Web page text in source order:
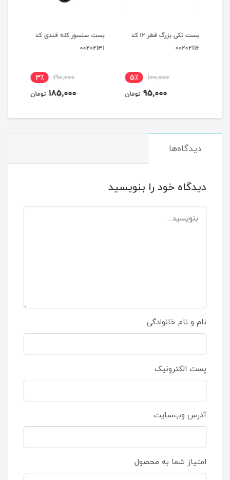
بست تکی بزرگ قطر ۱۲ کد
00202116
100,000 5٪
95,000 تومان
بست سنسور کله قندی کد
00202131
190,000 3٪
185,000 تومان
دیدگاه‌ها
دیدگاه خود را بنویسید
نام و نام خانوادگی
پست الکترونیک
آدرس وب‌سایت
امتیاز شما به محصول